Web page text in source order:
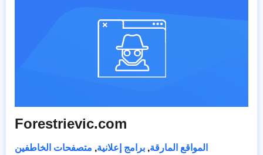
Forestrievic.com
المواقع المارقة, برامج إعلانية, متصفحات الخاطفين